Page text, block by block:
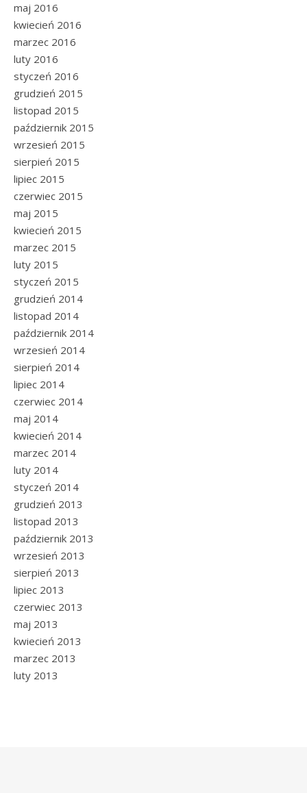
maj 2016
kwiecień 2016
marzec 2016
luty 2016
styczeń 2016
grudzień 2015
listopad 2015
październik 2015
wrzesień 2015
sierpień 2015
lipiec 2015
czerwiec 2015
maj 2015
kwiecień 2015
marzec 2015
luty 2015
styczeń 2015
grudzień 2014
listopad 2014
październik 2014
wrzesień 2014
sierpień 2014
lipiec 2014
czerwiec 2014
maj 2014
kwiecień 2014
marzec 2014
luty 2014
styczeń 2014
grudzień 2013
listopad 2013
październik 2013
wrzesień 2013
sierpień 2013
lipiec 2013
czerwiec 2013
maj 2013
kwiecień 2013
marzec 2013
luty 2013